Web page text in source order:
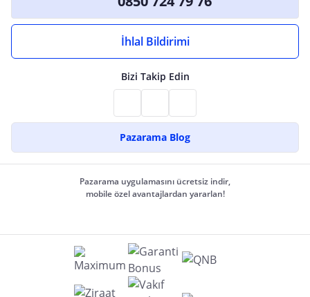
İhlal Bildirimi
Bizi Takip Edin
Pazarama Blog
Pazarama uygulamasını ücretsiz indir,
mobile özel avantajlardan yararlan!